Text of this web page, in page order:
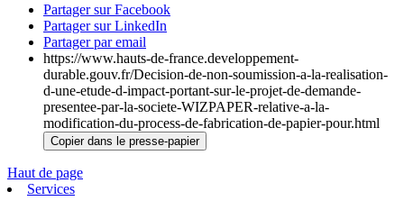
Partager sur Facebook
Partager sur LinkedIn
Partager par email
https://www.hauts-de-france.developpement-
durable.gouv.fr/Decision-de-non-soumission-a-la-realisation-
d-une-etude-d-impact-portant-sur-le-projet-de-demande-
presentee-par-la-societe-WIZPAPER-relative-a-la-
modification-du-process-de-fabrication-de-papier-pour.html
Copier dans le presse-papier
Haut de page
Services